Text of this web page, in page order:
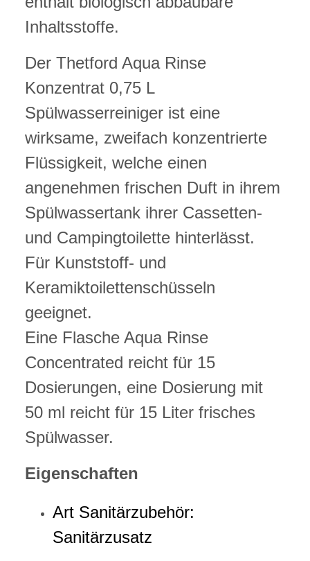
Inhaltsstoffe.
Der Thetford Aqua Rinse
Konzentrat 0,75 L
Spülwasserreiniger ist eine
wirksame, zweifach konzentrierte
Flüssigkeit, welche einen
angenehmen frischen Duft in ihrem
Spülwassertank ihrer Cassetten-
und Campingtoilette hinterlässt.
Für Kunststoff- und
Keramiktoilettenschüsseln
geeignet.
Eine Flasche Aqua Rinse
Concentrated reicht für 15
Dosierungen, eine Dosierung mit
50 ml reicht für 15 Liter frisches
Spülwasser.
Eigenschaften
Art Sanitärzubehör:
Sanitärzusatz